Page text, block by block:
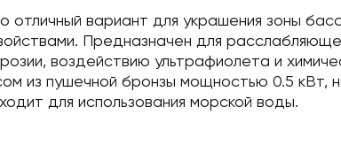
вариант для украшения зоны
Предназначен для
воздействию ультрафиолета и
из пушечной бронзы мощностью 0.5 кВт,
для использования морской воды.